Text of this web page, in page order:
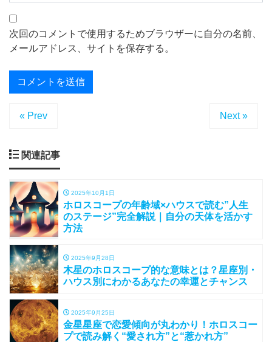
次回のコメントで使用するためブラウザーに自分の名前、
メールアドレス、サイトを保存する。
« Prev Next »
関連記事
2025年10月1日
ホロスコープの年齢域×ハウスで読む”人生
のステージ”完全解説｜自分の天体を活かす
方法
2025年9月28日
木星のホロスコープ的な意味とは？星座別・
ハウス別にわかるあなたの幸運とチャンス
2025年9月25日
金星星座で恋愛傾向が丸わかり！ホロスコー
プで読み解く“愛され方”と“惹かれ方”